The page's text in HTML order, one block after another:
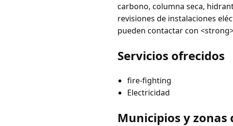
carbono, columna seca,
revisiones de instalaciones
pueden contactar con
Servicios ofrecidos
fire-fighting
Electricidad
Municipios y zonas